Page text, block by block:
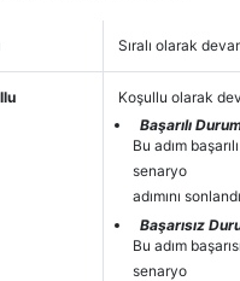
Sıralı olarak
Koşullu olarak
Başarılı
Bu adım
senaryo
adımını
Başarısız
Bu adım
senaryo